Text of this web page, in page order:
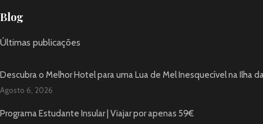
Blog
Últimas publicações
Descubra o Melhor Hotel para uma Lua de Mel Inesquecível na Ilha
Agosto 6, 2026
Programa Estudante Insular | Viajar por apenas 59€